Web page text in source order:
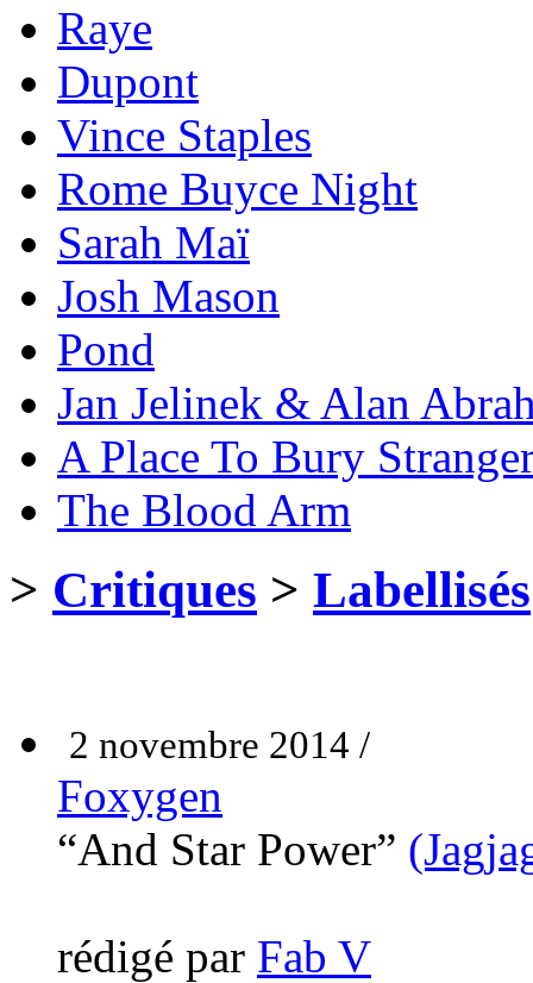
Raye
Dupont
Vince Staples
Rome Buyce Night
Sarah Maï
Josh Mason
Pond
Jan Jelinek & Alan
A Place To Bury
The Blood Arm
> Critiques > Labellisés
2 novembre 2014 /
Foxygen
“And Star Power”
rédigé par Fab V